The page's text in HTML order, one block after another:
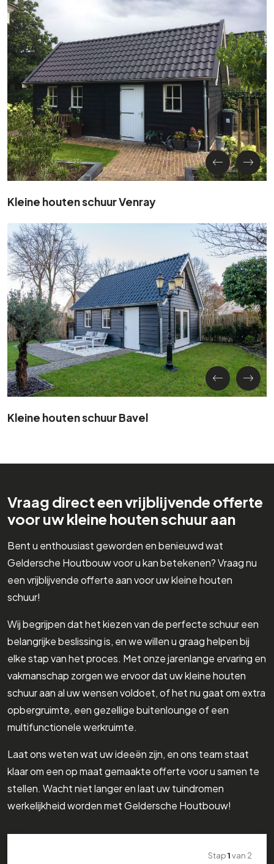
Kleine houten schuur Venray
Kleine houten schuur Bavel
Vraag direct een vrijblijvende offerte
voor uw kleine houten schuur aan
Bent u enthousiast geworden en benieuwd wat
Geldersche Houtbouw voor u kan betekenen? Vraag nu
een vrijblijvende offerte aan voor uw kleine houten
schuur!
Wij begrijpen dat het kiezen van de perfecte schuur een
belangrijke beslissing is, en we willen u graag helpen bij
elke stap van het proces. Met onze jarenlange ervaring en
vakmanschap zorgen we ervoor dat uw kleine houten
schuur aan al uw wensen voldoet, of het nu gaat om extra
opbergruimte, een gezellige buitenlounge of een
multifunctionele werkruimte.
Laat ons weten wat uw ideeën zijn, en ons team staat
klaar om een op maat gemaakte offerte voor u samen te
stellen. Wacht niet langer en laat uw tuindromen
werkelijkheid worden met Geldersche Houtbouw!
Stap1van 2